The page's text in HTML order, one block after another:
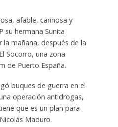
afable, cariñosa y
su hermana Sunita
la mañana, después de la
Socorro, una zona
de Puerto España.
buques de guerra en el
operación antidrogas,
que es un plan para
Maduro.